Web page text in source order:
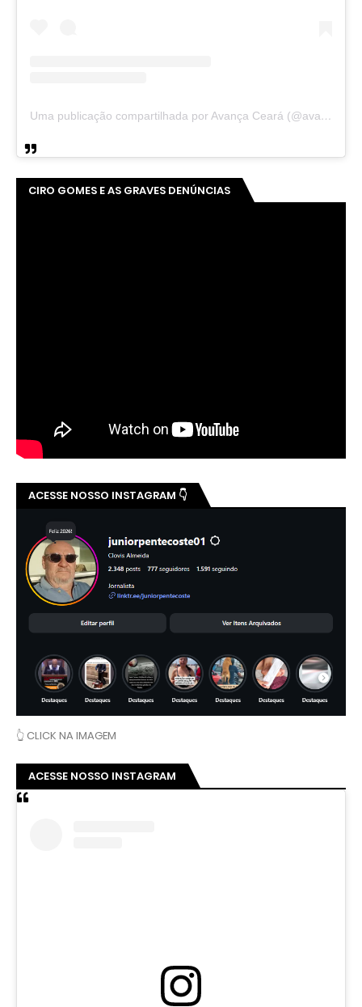
Uma publicação compartilhada por Avança Ceará (@avancaceara)
CIRO GOMES E AS GRAVES DENÚNCIAS
ACESSE NOSSO INSTAGRAM 👇
👆 CLICK NA IMAGEM
ACESSE NOSSO INSTAGRAM